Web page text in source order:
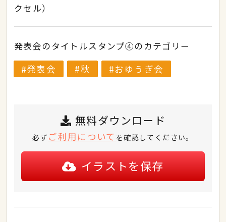
クセル）
発表会のタイトルスタンプ④のカテゴリー
発表会 秋 おゆうぎ会
無料ダウンロード
必ず ご利用について を確認してください。
イラストを保存